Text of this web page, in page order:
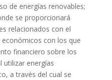
de energías renovables;
se proporcionará
relacionados con el
con los que
financiero sobre los
utilizar energías
a través del cual se